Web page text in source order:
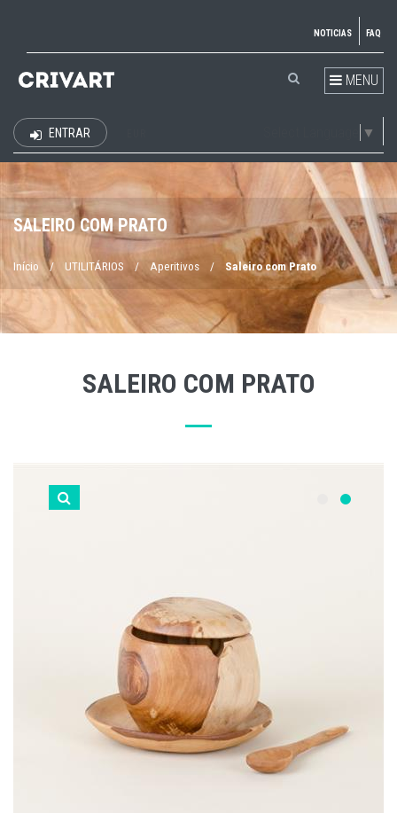
NOTICIAS FAQ
MENU
▼
ENTRAR
SALEIRO COM PRATO
Início / UTILITÁRIOS / Aperitivos / Saleiro com Prato
SALEIRO COM PRATO